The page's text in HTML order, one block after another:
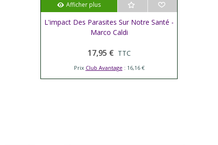
Afficher plus
L'impact Des Parasites Sur Notre Santé -
Marco Caldi
17,95 € TTC
Prix Club Avantage : 16,16 €